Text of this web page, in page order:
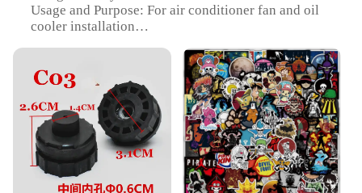
Usage and Purpose: For air conditioner fan and oil
cooler installation
Parts and Accessories: Includes all necessary
components for easy assembly
Applicable People: Suitable for both professional
technicians and DIY enthusiasts
Features:
**Reliable and Versatile Mounting Solution**